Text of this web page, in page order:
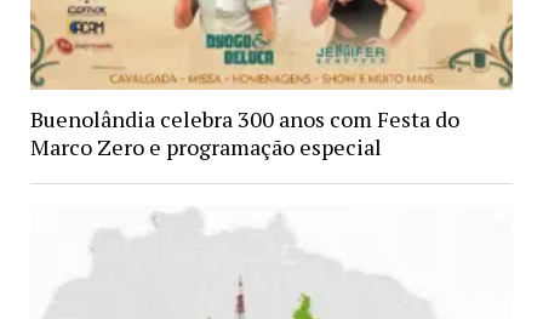
Buenolândia celebra 300 anos com Festa do
Marco Zero e programação especial